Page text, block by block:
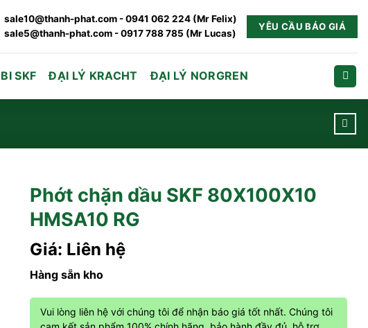
sale10@thanh-phat.com - 0941 062 224 (Mr Felix)
sale5@thanh-phat.com - 0917 788 785 (Mr Lucas)
YÊU CẦU BÁO GIÁ
SKF ĐẠI LÝ KRACHT ĐẠI LÝ NORGREN
Phớt chặn dầu SKF 80X100X10
HMSA10 RG
Giá: Liên hệ
Hàng sẵn kho
Vui lòng liên hệ với chúng tôi để nhận báo giá tốt nhất. Chúng tôi